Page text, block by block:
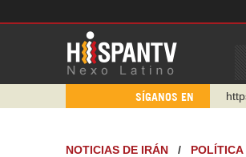
SÍGANOS EN
NOTICIAS DE IRÁN / POLÍTICA